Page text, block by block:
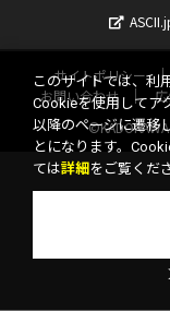
サイトポリシー
お問い合わせ
このサイトでは、利
Cookieを使用してア
以降のページに遷移
とになります。
ては詳細 をご覧くだ